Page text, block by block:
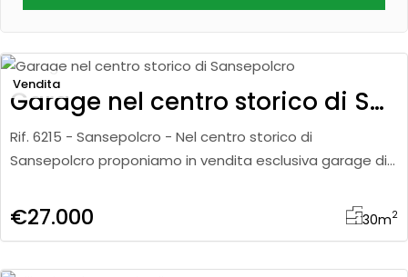
Vendita
Garage nel centro storico di Sansepolcro
Rif. 6215 - Sansepolcro - Nel centro storico di
Sansepolcro proponiamo in vendita esclusiva garage di
magazzino o investi
€27.000 30m2